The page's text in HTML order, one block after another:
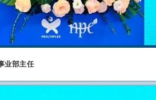
业部主任